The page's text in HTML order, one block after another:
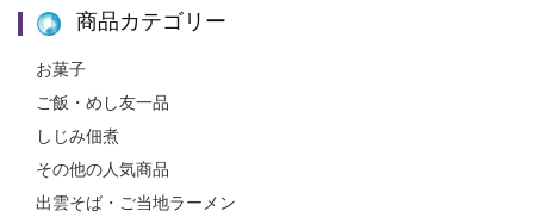
商品カテゴリー
お菓子
ご飯・めし友一品
しじみ佃煮
その他の人気商品
出雲そば・ご当地ラーメン